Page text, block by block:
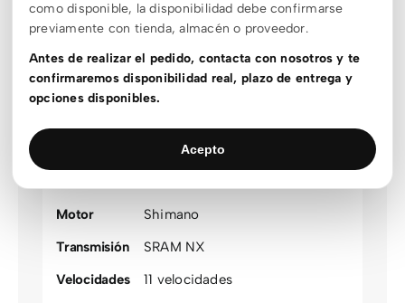
Género
Unisex
Estado stock
En stock
Material
Aluminio
100mm,130mm
Motor
Shimano
Transmisión
SRAM NX
Velocidades
11 velocidades
como disponible, la disponibilidad debe confirmarse
previamente con tienda, almacén o proveedor.
Antes de realizar el pedido, contacta con nosotros y te
confirmaremos disponibilidad real, plazo de entrega y
opciones disponibles.
Acepto